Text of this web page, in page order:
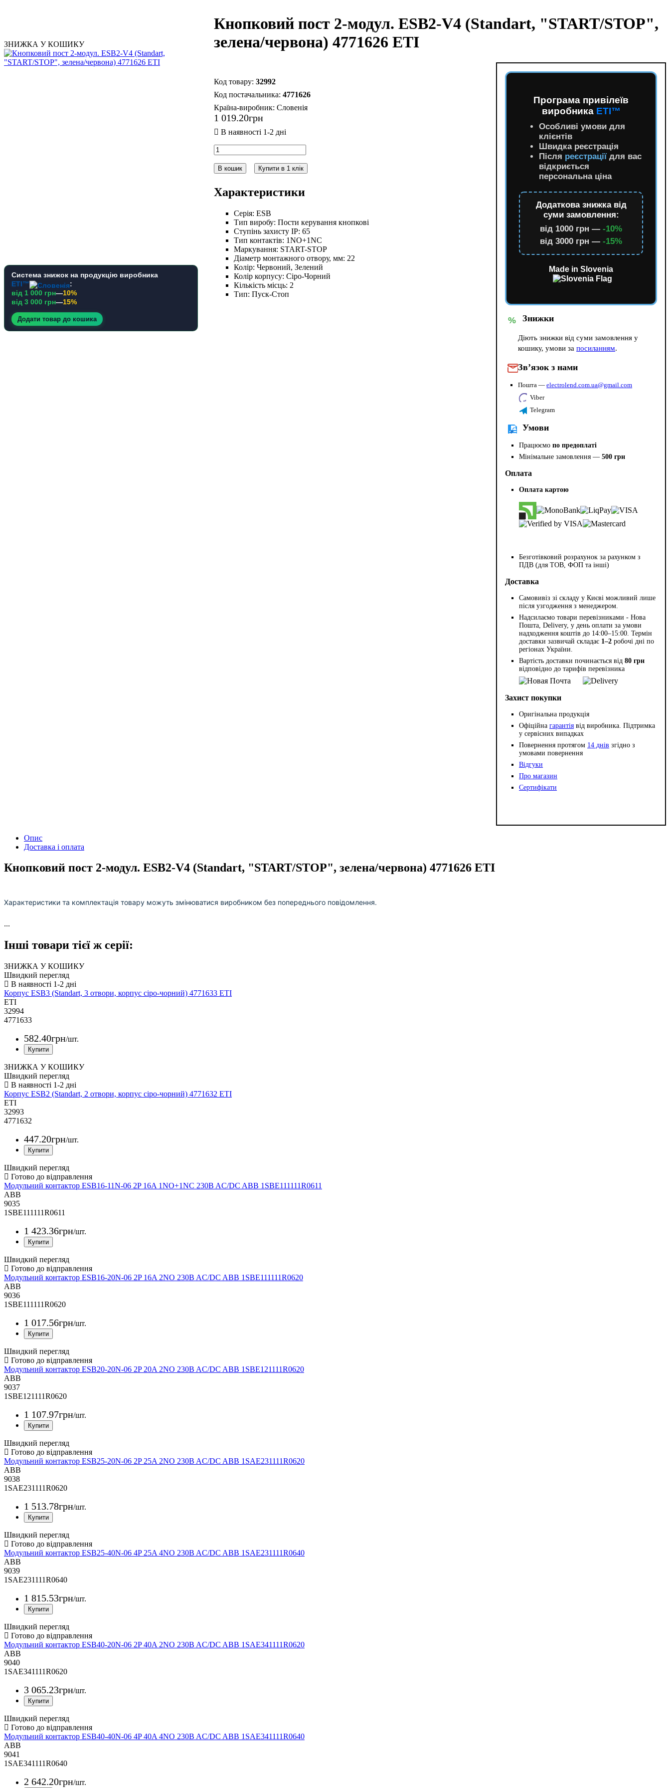
ЗНИЖКА У КОШИКУ
Система знижок на продукцію виробника
ETI™
:
від 1 000 грн—10%
від 3 000 грн—15%
Додати товар до кошика
Кнопковий пост 2-модул. ESB2-V4 (Standart, "START/STOP",
зелена/червона) 4771626 ETI
32992
4771626
Країна-виробник: Словенія
1 019.20грн
В кошик Купити в 1 клік
Характеристики
Серія: ESB
Тип виробу: Пости керування кнопкові
Ступінь захисту IP: 65
Тип контактів: 1NO+1NC
Маркування: START-STOP
Діаметр монтажного отвору, мм: 22
Колір: Червоний, Зелений
Колір корпусу: Сіро-Чорний
Кількість місць: 2
Тип: Пуск-Стоп
Програма привілеїв
виробника ETI™
Особливі умови для
клієнтів
Швидка реєстрація
Після реєстраціїдля вас
відкриється
персональна ціна
Додаткова знижка від
суми замовлення:
від 1000 грн —-10%
від 3000 грн —-15%
Made in Slovenia
% Знижки
Діють знижки від суми замовлення у
кошику, умови запосиланням.
Зв’язок з нами
Пошта —electrolend.com.ua@gmail.com
Viber
Telegram
Умови
Працюємопо предоплаті
Мінімальне замовлення —500 грн
Оплата
Оплата картою
Безготівковий розрахунок за рахунком з
ПДВ (для ТОВ, ФОП та інші)
Доставка
Самовивіз зі складу у Києві можливий лише
після узгодження з менеджером.
Надсилаємо товари перевізниками - Нова
Пошта, Delivery, у день оплати за умови
надходження коштів до 14:00–15:00. Термін
доставки зазвичай складає 1–2 робочі дні по
регіонах України.
Вартість доставки починається від80 грн
відповідно до тарифів перевізника
Захист покупки
Оригінальна продукція
Офіційнагарантія від виробника. Підтримка
у сервісних випадках
Повернення протягом 14 днів згідно з
умовами повернення
Відгуки
Про магазин
Сертифікати
Опис
Доставка і оплата
Кнопковий пост 2-модул. ESB2-V4 (Standart, "START/STOP", зелена/червона) 4771626 ETI
Характеристики та комплектація товару можуть змінюватися виробником без попереднього повідомлення.
...
Інші товари тієї ж серії:
ЗНИЖКА У КОШИКУ
Швидкий перегляд
Корпус ESB3 (Standart, 3 отвори, корпус сіро-чорний) 4771633 ETI
ETI
32994
4771633
582.40грн/шт.
ЗНИЖКА У КОШИКУ
Швидкий перегляд
Корпус ESB2 (Standart, 2 отвори, корпус сіро-чорний) 4771632 ETI
ETI
32993
4771632
447.20грн/шт.
Швидкий перегляд
Модульний контактор ESB16-11N-06 2P 16A 1NO+1NC 230B AC/DC ABB 1SBE111111R0611
ABB
9035
1SBE111111R0611
1 423.36грн/шт.
Швидкий перегляд
Модульний контактор ESB16-20N-06 2P 16A 2NO 230B AC/DC ABB 1SBE111111R0620
ABB
9036
1SBE111111R0620
1 017.56грн/шт.
Швидкий перегляд
Модульний контактор ESB20-20N-06 2P 20A 2NO 230B AC/DC ABB 1SBE121111R0620
ABB
9037
1SBE121111R0620
1 107.97грн/шт.
Швидкий перегляд
Модульний контактор ESB25-20N-06 2P 25A 2NO 230B AC/DC ABB 1SAE231111R0620
ABB
9038
1SAE231111R0620
1 513.78грн/шт.
Швидкий перегляд
Модульний контактор ESB25-40N-06 4P 25A 4NO 230B AC/DC ABB 1SAE231111R0640
ABB
9039
1SAE231111R0640
1 815.53грн/шт.
Швидкий перегляд
Модульний контактор ESB40-20N-06 2P 40A 2NO 230B AC/DC ABB 1SAE341111R0620
ABB
9040
1SAE341111R0620
3 065.23грн/шт.
Швидкий перегляд
Модульний контактор ESB40-40N-06 4P 40A 4NO 230B AC/DC ABB 1SAE341111R0640
ABB
9041
1SAE341111R0640
2 642.20грн/шт.